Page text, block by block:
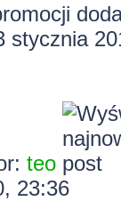
stycznia
teo
23:36